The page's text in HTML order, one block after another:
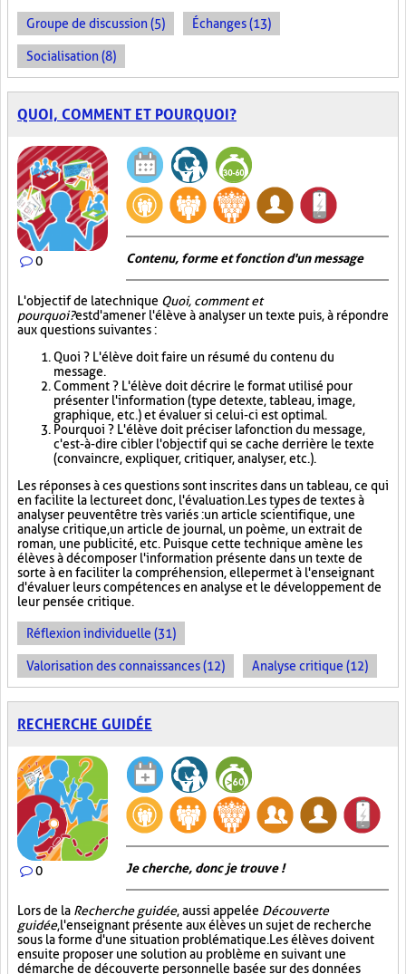
Groupe de discussion (5) Échanges (13)
Socialisation (8)
QUOI, COMMENT ET POURQUOI?
0 Contenu, forme et fonction d'un message
L'objectif de la technique Quoi, comment et
pourquoi?est d'amener l'élève à analyser un texte puis, à répondre
aux questions suivantes :
Quoi ? L'élève doit faire un résumé du contenu du
message.
Comment ? L'élève doit décrire le format utilisé pour
présenter l'information (type de texte, tableau, image,
graphique, etc.) et évaluer si celui-ci est optimal.
Pourquoi ? L'élève doit préciser la fonction du message,
c'est-à-dire cibler l'objectif qui se cache derrière le texte
(convaincre, expliquer, critiquer, analyser, etc.).
Les réponses à ces questions sont inscrites dans un tableau, ce qui
en facilite la lecture et donc, l'évaluation. Les types de textes à
analyser peuvent être très variés : un article scientifique, une
analyse critique, un article de journal, un poème, un extrait de
roman, une publicité, etc. Puisque cette technique amène les
élèves à décomposer l'information présente dans un texte de
sorte à en faciliter la compréhension, elle permet à l'enseignant
d'évaluer leurs compétences en analyse et le développement de
leur pensée critique.
Réflexion individuelle (31)
Valorisation des connaissances (12) Analyse critique (12)
RECHERCHE GUIDÉE
0 Je cherche, donc je trouve !
Lors de la Recherche guidée, aussi appelée Découverte
guidée, l'enseignant présente aux élèves un sujet de recherche
sous la forme d'une situation problématique. Les élèves doivent
ensuite proposer une solution au problème en suivant une
démarche de découverte personnelle basée sur des données